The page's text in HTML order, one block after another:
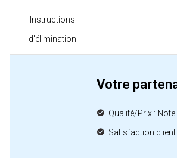
Instructions
d'élimination
Votre
Qualité/Prix : Note
Satisfaction client